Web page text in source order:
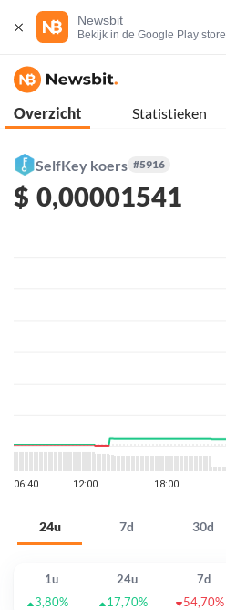
Newsbit
Bekijk in de Google Play store
Overzicht Statistieken
SelfKey koers #5916
$ 0,00001541
24u 7d 30d
1u 24u 7d
3,80%
17,70% 54,70%